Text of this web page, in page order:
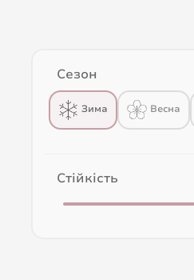
Сезон
Зима Весна
Стійкість